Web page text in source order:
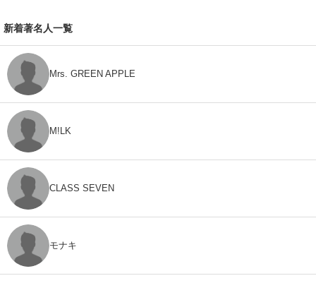
新着著名人一覧
Mrs. GREEN APPLE
M!LK
CLASS SEVEN
モナキ